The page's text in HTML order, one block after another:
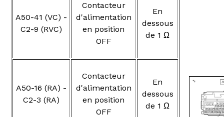
A50-41 (VC) -
C2-9 (RVC)
Contacteur
d'alimentation
en position
OFF
En
dessous
de 1 Ω
A50-16 (RA) -
C2-3 (RA)
Contacteur
d'alimentation
en position
OFF
En
dessous
de 1 Ω